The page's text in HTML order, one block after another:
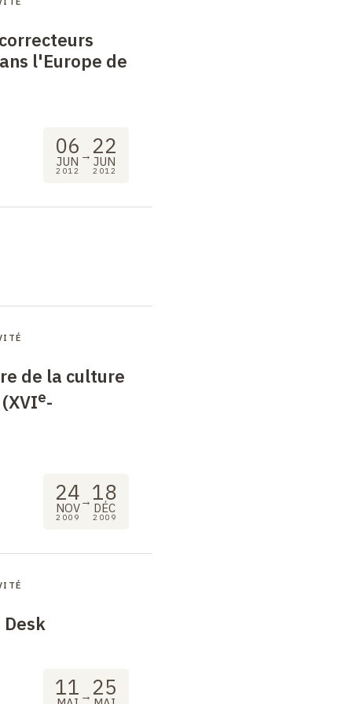
l'Europe de
06
JUN
2012
→ 22
JUN
2012
de la culture
e-
24
NOV
2009
→ 18
DÉC
2009
11 → 25